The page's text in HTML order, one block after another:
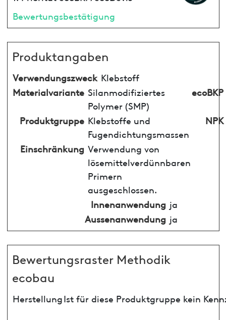
Bewertungsbestätigung
Produktangaben
Verwendungszweck Klebstoff
Materialvariante Silanmodifiziertes
Polymer (SMP)
ecoBKP
Produktgruppe Klebstoffe und
Fugendichtungsmassen
NPK
Einschränkung Verwendung von
lösemittelverdünnbaren
Primern
ausgeschlossen.
Innenanwendung ja
Aussenanwendung ja
Bewertungsraster Methodik
ecobau
HerstellungIst für diese Produktgruppe kein